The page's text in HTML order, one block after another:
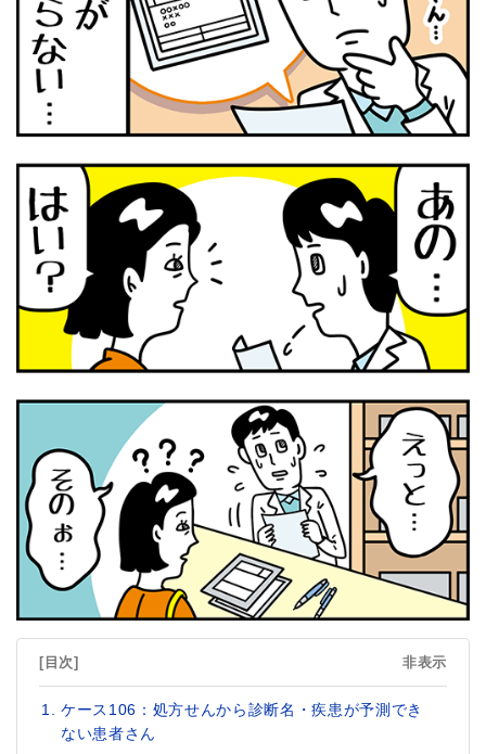
[目次] 非表示
ケース106：処方せんから診断名・疾患が予測でき
ない患者さん